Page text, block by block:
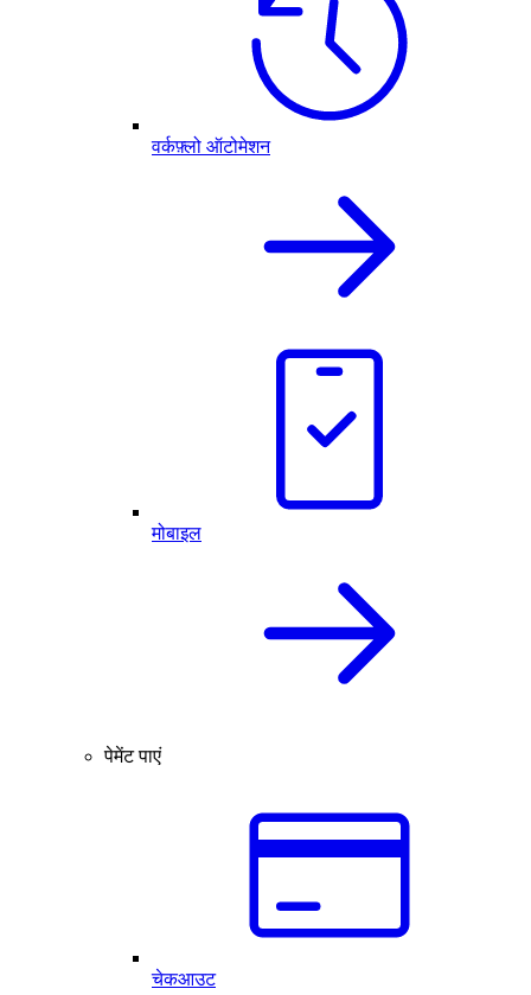
वर्कफ़्लो ऑटोमेशन
मोबाइल
पेमेंट पाएं
चेकआउट